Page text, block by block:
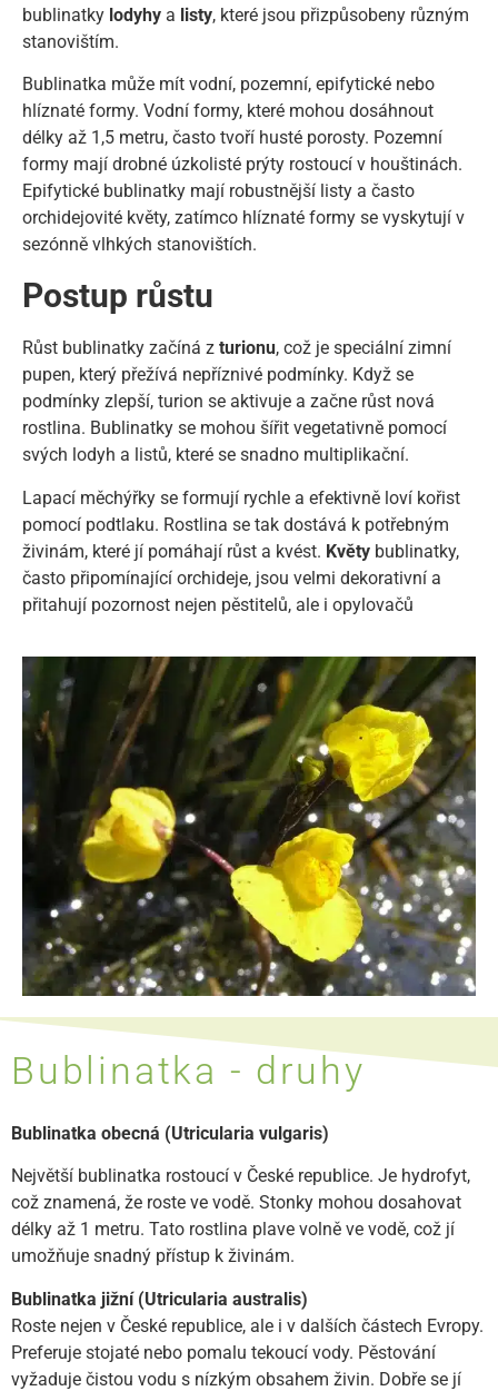
bublinatky lodyhy a listy, které jsou přizpůsobeny různým
stanovištím.
Bublinatka může mít vodní, pozemní, epifytické nebo
hlíznaté formy. Vodní formy, které mohou dosáhnout
délky až 1,5 metru, často tvoří husté porosty. Pozemní
formy mají drobné úzkolisté prýty rostoucí v houštinách.
Epifytické bublinatky mají robustnější listy a často
orchidejovité květy, zatímco hlíznaté formy se vyskytují v
sezónně vlhkých stanovištích.
Postup růstu
Růst bublinatky začíná z turionu, což je speciální zimní
pupen, který přežívá nepříznivé podmínky. Když se
podmínky zlepší, turion se aktivuje a začne růst nová
rostlina. Bublinatky se mohou šířit vegetativně pomocí
svých lodyh a listů, které se snadno multiplikační.
Lapací měchýřky se formují rychle a efektivně loví kořist
pomocí podtlaku. Rostlina se tak dostává k potřebným
živinám, které jí pomáhají růst a kvést. Květy bublinatky,
často připomínající orchideje, jsou velmi dekorativní a
přitahují pozornost nejen pěstitelů, ale i opylovačů
Bublinatka - druhy
Bublinatka obecná (Utricularia vulgaris)
Největší bublinatka rostoucí v České republice. Je hydrofyt,
což znamená, že roste ve vodě. Stonky mohou dosahovat
délky až 1 metru. Tato rostlina plave volně ve vodě, což jí
umožňuje snadný přístup k živinám.
Bublinatka jižní (Utricularia australis)
Roste nejen v České republice, ale i v dalších částech Evropy.
Preferuje stojaté nebo pomalu tekoucí vody. Pěstování
vyžaduje čistou vodu s nízkým obsahem živin. Dobře se jí